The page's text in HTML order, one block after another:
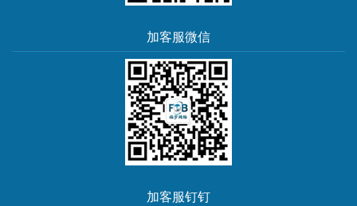
加客服微信
加客服钉钉